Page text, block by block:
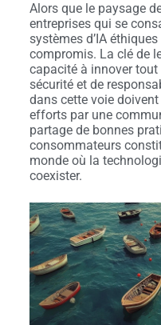
Alors que le paysage
entreprises qui se
systèmes d’IA
compromis. La clé de
capacité à innover tout
sécurité et de
dans cette voie
efforts par une
partage de bonnes
consommateurs
monde où la
coexister.